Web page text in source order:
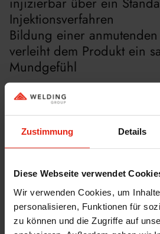
Zustimmung Details
Diese Webseite verwendet
Wir verwenden Cookies, um
personalisieren, Funktionen für
zu können und die Zugriffe auf
Injektionsverfahren
Bildung einer
verleiht dem Produkt ein
Mundgefühl
WELCO CoGel für
voll löslich in
einfache Anwendung
Synärese über gesamte
1 %
kein Wasseraustritt beim